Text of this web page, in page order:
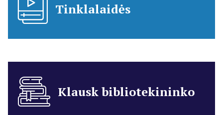
Tinklalaidės
Klausk bibliotekininko